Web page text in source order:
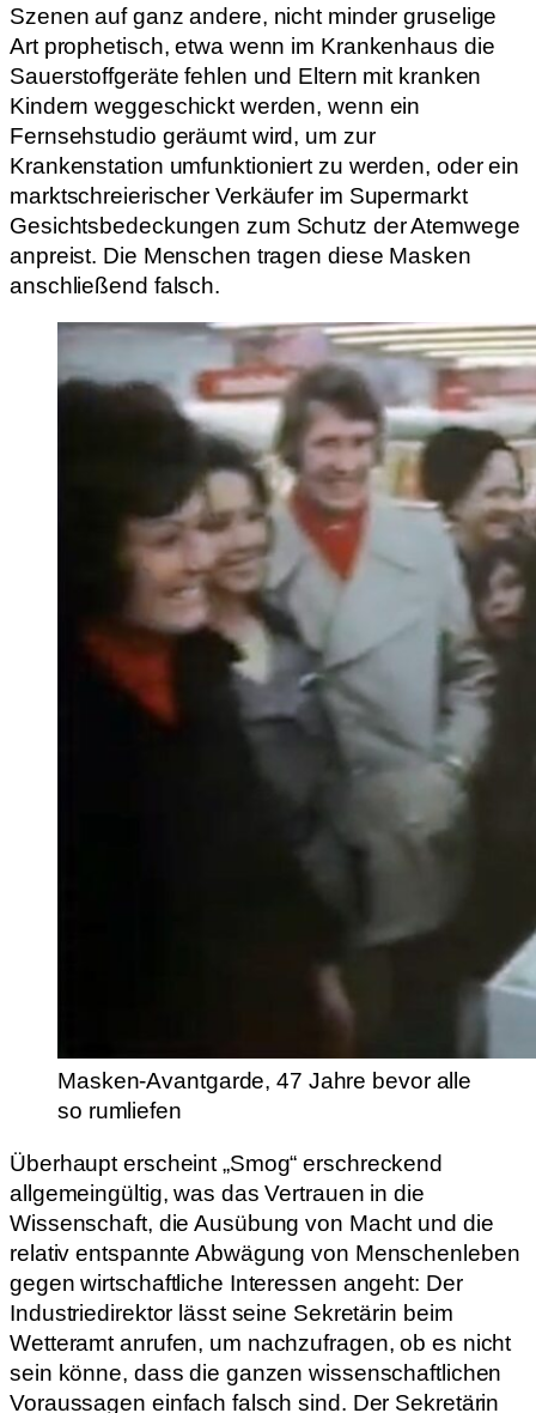
Szenen auf ganz andere, nicht minder gruselige
Art prophetisch, etwa wenn im Krankenhaus die
Sauerstoffgeräte fehlen und Eltern mit kranken
Kindern weggeschickt werden, wenn ein
Fernsehstudio geräumt wird, um zur
Krankenstation umfunktioniert zu werden, oder ein
marktschreierischer Verkäufer im Supermarkt
Gesichtsbedeckungen zum Schutz der Atemwege
anpreist. Die Menschen tragen diese Masken
anschließend falsch.
Masken-Avantgarde, 47 Jahre bevor alle
so rumliefen
Überhaupt erscheint „Smog“ erschreckend
allgemeingültig, was das Vertrauen in die
Wissenschaft, die Ausübung von Macht und die
relativ entspannte Abwägung von Menschenleben
gegen wirtschaftliche Interessen angeht: Der
Industriedirektor lässt seine Sekretärin beim
Wetteramt anrufen, um nachzufragen, ob es nicht
sein könne, dass die ganzen wissenschaftlichen
Voraussagen einfach falsch sind. Der Sekretärin